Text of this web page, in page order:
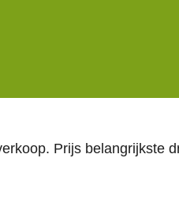
Prijs belangrijkste